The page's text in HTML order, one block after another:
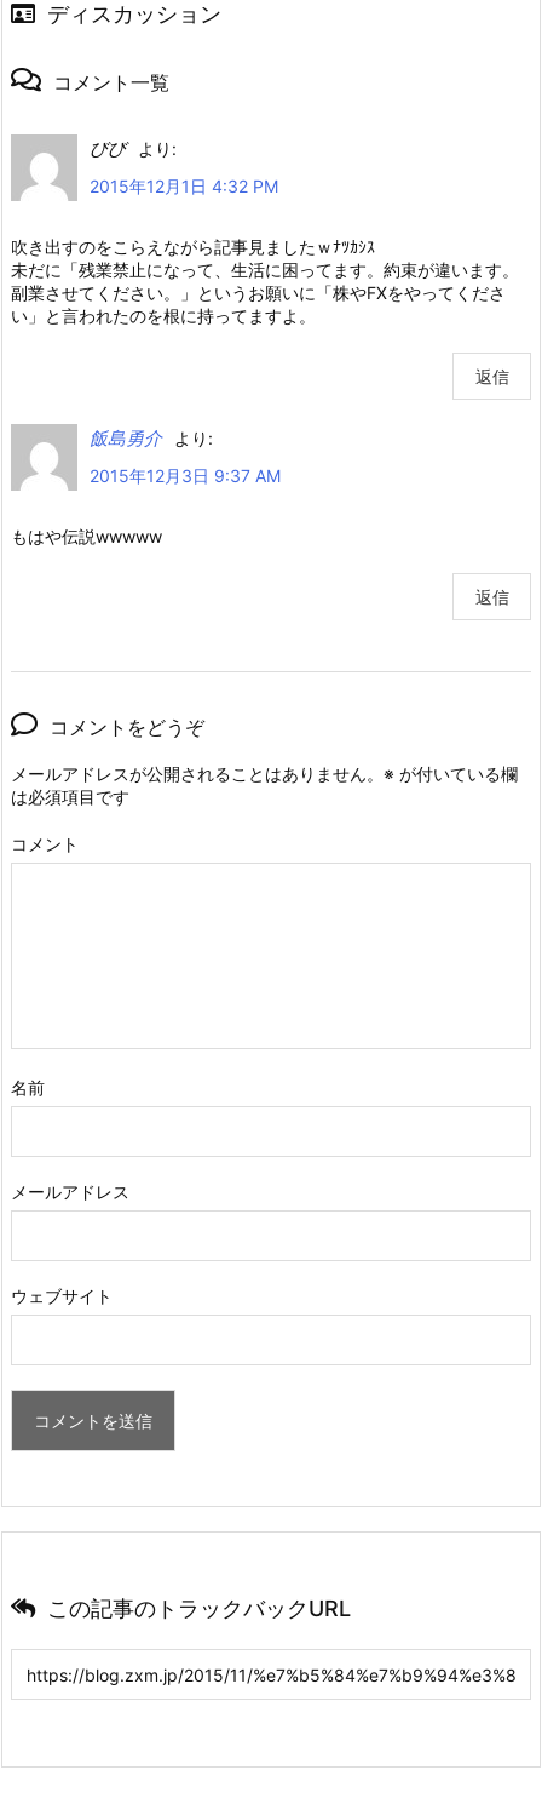
ディスカッション
コメント一覧
びび
より:
2015年12月1日 4:32 PM
吹き出すのをこらえながら記事見ましたｗﾅﾂｶｼｽ
未だに「残業禁止になって、生活に困ってます。約束が違います。
副業させてください。」というお願いに「株やFXをやってくださ
い」と言われたのを根に持ってますよ。
返信
飯島勇介
より:
2015年12月3日 9:37 AM
もはや伝説wwwww
返信
コメントをどうぞ
メールアドレスが公開されることはありません。 ※ が付いている欄
は必須項目です
コメント
名前
メールアドレス
ウェブサイト
この記事のトラックバックURL